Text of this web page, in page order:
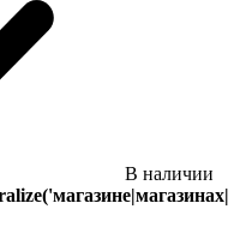
В наличии